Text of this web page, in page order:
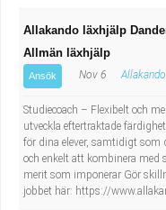
Allakando läxhjälp
Allmän läxhjälp
Ansök Nov 6
Studiecoach – Flexibelt och
utveckla eftertraktade
för dina elever, samtidigt
och enkelt att kombinera med
merit som imponerar Gör
jobbet här: https://